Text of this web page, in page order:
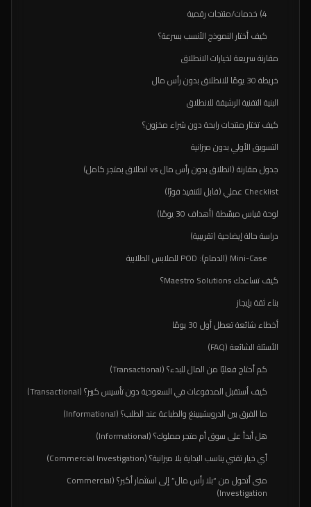
4) خدمات/منتجات رقمية
كيف أختار النموذج الأنسب بسرعة؟
مقارنة سريعة لخيارات الانطلاق
خريطة 30 يومًا للانطلاق بدون رأس مال
البنية التقنية الرشيقة للانطلاق
كيف تختار منتجات رابحة دون شراء مخزون؟
التسويق الأولي بدون ميزانية
جدول مقارنة (انطلاق بدون رأس مال vs انطلاق بمتجر كامل)
Checklist عملي (قابل للتنفيذ فورًا)
لوحة قياس مبسّطة (أهداف 30 يومًا)
دراسة حالة إيضاحية (تقريبية)
Mini-Case (الدمام): POD للملابس الطلابية
كيف تساعدك Maestro Solutions؟
بناء ثقة بإيجاز
أخطاء شائعة تعطل أول 30 يومًا
الأسئلة الشائعة (FAQ)
كم أحتاج فعليًا من المال للبدء؟ (Transactional)
كيف أستقبل المدفوعات في السعودية دون تأسيس كبير؟ (Transactional)
ما الفرق بين الدروبشيبينغ والطباعة عند الطلب؟ (Informational)
هل أبدأ على سوق أم متجر مملوك؟ (Informational)
أي خيار تقني يناسب البداية بلا ميزانية؟ (Commercial Investigation)
متى أتحول من “بلا رأس مال” إلى استثمار أكبر؟ (Commercial
Investigation)